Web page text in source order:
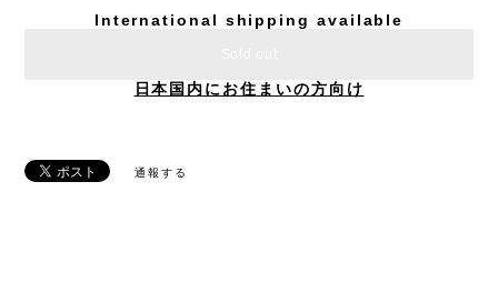
International shipping available
日本国内にお住まいの方向け
通報する